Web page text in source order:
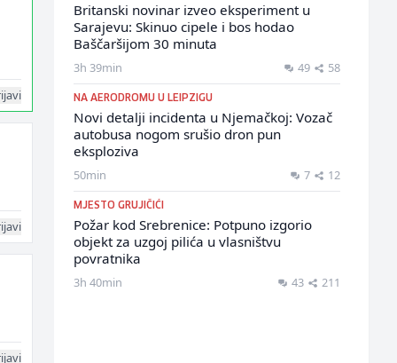
Britanski novinar izveo eksperiment u
Sarajevu: Skinuo cipele i bos hodao
Baščaršijom 30 minuta
3h 39min 49 58
NA AERODROMU U LEIPZIGU
Novi detalji incidenta u Njemačkoj: Vozač
autobusa nogom srušio dron pun
eksploziva
50min 7 12
MJESTO GRUJIČIĆI
Požar kod Srebrenice: Potpuno izgorio
objekt za uzgoj pilića u vlasništvu
povratnika
3h 40min 43 211